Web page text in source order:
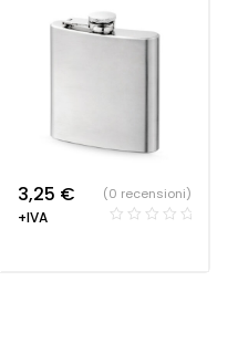
3,25 €
+IVA
(0 recensioni)